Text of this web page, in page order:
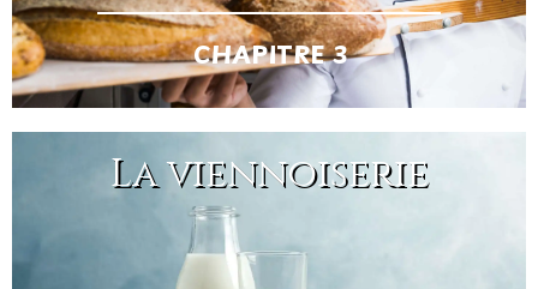
CHAPITRE 3
La viennoiserie